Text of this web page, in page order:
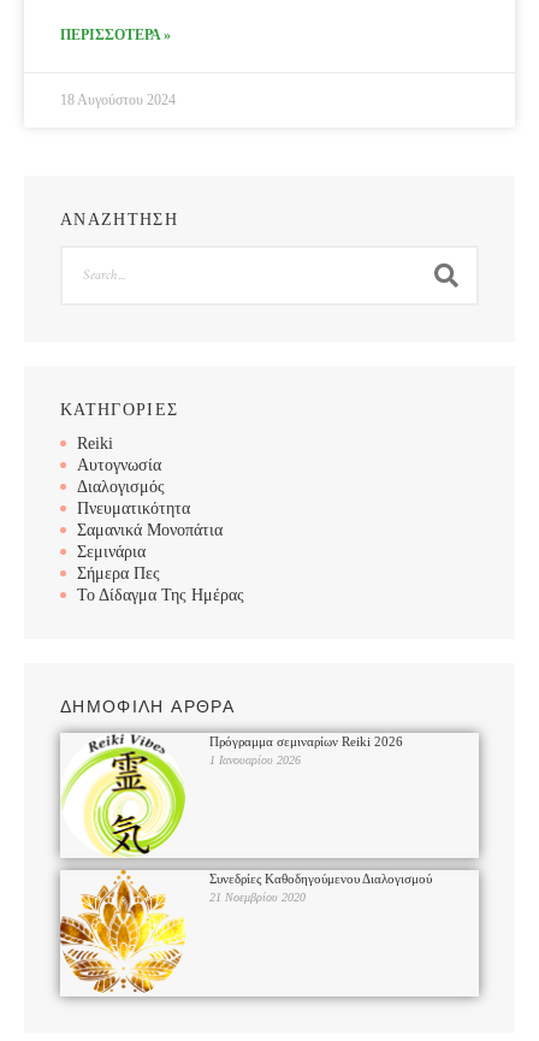
ΠΕΡΙΣΣΟΤΕΡΑ »
18 Αυγούστου 2024
ΑΝΑΖΗΤΗΣΗ
ΚΑΤΗΓΟΡΙΕΣ
Reiki
Αυτογνωσία
Διαλογισμός
Πνευματικότητα
Σαμανικά Μονοπάτια
Σεμινάρια
Σήμερα Πες
Το Δίδαγμα Της Ημέρας
ΔΗΜΟΦΙΛΗ ΑΡΘΡΑ
Πρόγραμμα σεμιναρίων Reiki 2026
1 Ιανουαρίου 2026
Συνεδρίες Καθοδηγούμενου Διαλογισμού
21 Νοεμβρίου 2020